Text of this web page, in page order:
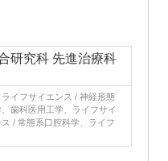
研究科 先進治療科
イフサイエンス / 神経形態
歯科医用工学、ライフサイ
/ 常態系口腔科学、ライフ